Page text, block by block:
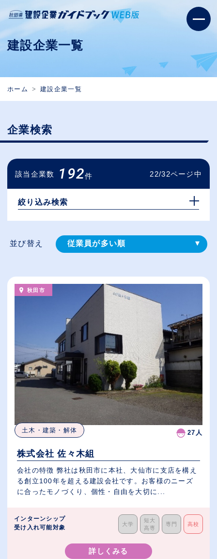
建設企業一覧
ホーム 建設企業一覧
企業検索
該当企業数 192件 22/32ページ中
絞り込み検索
並び替え 従業員が多い順
給与が高い順
（⾼卒の給与を基準）
休日数が多い順
秋田市
土木・建築・解体 27人
株式会社 佐々木組
会社の特徴 弊社は秋田市に本社、大仙市に支店を構え
る創立100年を超える建設会社です。お客様のニーズ
に合ったモノづくり、個性・自由を大切に...
インターンシップ
受け入れ可能対象
大学
短大
高専
専門 高校
詳しくみる